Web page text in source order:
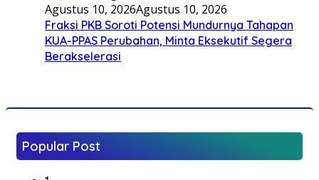
Agustus 10, 2026Agustus 10, 2026
Fraksi PKB Soroti Potensi Mundurnya Tahapan
KUA-PPAS Perubahan, Minta Eksekutif Segera
Berakselerasi
Popular Post